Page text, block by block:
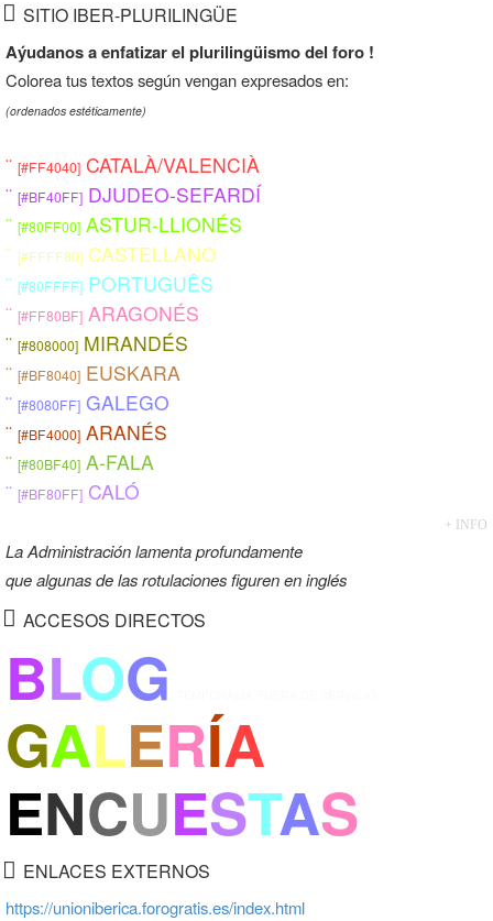
SITIO IBER-PLURILINGÜE
Aýudanos a enfatizar el plurilingüismo del foro !
Colorea tus textos según vengan expresados en:
(ordenados estéticamente)
¨ [#FF4040] CATALÀ/VALENCIÀ
¨ [#BF40FF] DJUDEO-SEFARDÍ
¨ [#80FF00] ASTUR-LLIONÉS
¨ [#FFFF80] CASTELLANO
¨ [#80FFFF] PORTUGUÊS
¨ [#FF80BF] ARAGONÉS
¨ [#808000] MIRANDÉS
¨ [#BF8040] EUSKARA
¨ [#8080FF] GALEGO
¨ [#BF4000] ARANÉS
¨ [#80BF40] A-FALA
¨ [#BF80FF] CALÓ
+ INFO
La Administración lamenta profundamente
que algunas de las rotulaciones figuren en inglés
ACCESOS DIRECTOS
BLOG
GALERÍA
ENCUESTAS
ENLACES EXTERNOS
https://unioniberica.forogratis.es/index.html